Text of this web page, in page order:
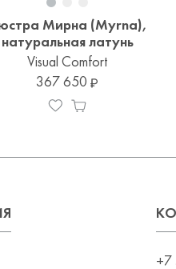
Мирна (Myrna),
натуральная латунь
Visual Comfort
367 650
+7